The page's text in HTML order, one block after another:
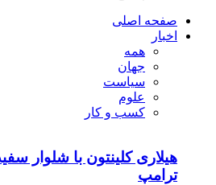
صفحه اصلی
اخبار
همه
جهان
سیاست
علوم
کسب و کار
هیلاری کلینتون با شلوار
ترامپ